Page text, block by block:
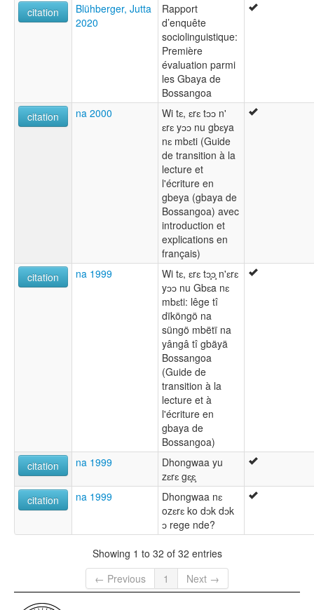
citation
Blühberger, Jutta
2020
Rapport
d’enquête
sociolinguistique:
Première
évaluation parmi
les Gbaya de
Bossangoa
citation
na 2000
Wi tɛ, ɛrɛ tɔɔ n'
ɛrɛ yɔɔ nu gbɛya
nɛ mbɛti (Guide
de transition à la
lecture et
l'écriture en
gbeya (gbaya de
Bossangoa) avec
introduction et
explications en
français)
citation
na 1999
Wi tɛ, ɛrɛ tɔ̧ɔ̧ n'ɛrɛ
yɔɔ nu Gbɛa nɛ
mbɛti: lêge tî
dïköngö na
süngö mbëtï na
yângâ tî gbäyä
Bossangoa
(Guide de
transition à la
lecture et à
l'écriture en
gbaya de
Bossangoa)
citation
na 1999
Dhongwaa yu
zɛrɛ gɛ̧ɛ̧
citation
na 1999
Dhongwaa nɛ
ozɛrɛ ko dɔk dɔk
ɔ rege nde?
Showing 1 to 32 of 32 entries
← Previous
1 Next →